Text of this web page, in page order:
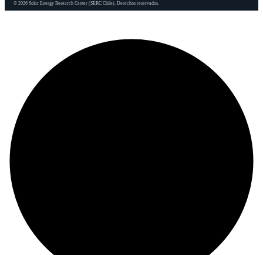
© 2026 Solar Energy Research Center (SERC Chile). Derechos reservados.